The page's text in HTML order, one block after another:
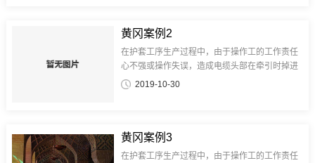
黄冈案例2
在护套工序生产过程中，由于操作工的工作责任
心不强或操作失误，造成电缆头部在牵引时掉进
水槽中或电缆在生产过程中未控制好电缆内外护
2019-10-30
黄冈案例3
在护套工序生产过程中，由于操作工的工作责任